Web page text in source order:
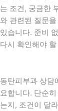
는 조건, 궁금한
와 관련된 질문
있습니다. 준비
다시 확인해야
동탄피부과 상담
요합니다. 단순
는지, 조건이 달